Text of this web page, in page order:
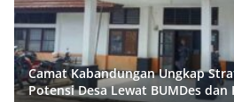
Camat Kabandungan Ungkap
Potensi Desa Lewat BUMDes